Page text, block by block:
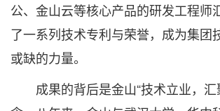
公、金山云等核心产品的研发工程师
了一系列技术专利与荣誉，成为集团
或缺的力量。
成果的背后是金山“技术立业，汇